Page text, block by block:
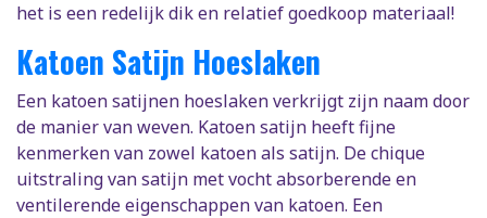
het is een redelijk dik en relatief goedkoop materiaal!
Katoen Satijn Hoeslaken
Een katoen satijnen hoeslaken verkrijgt zijn naam door
de manier van weven. Katoen satijn heeft fijne
kenmerken van zowel katoen als satijn. De chique
uitstraling van satijn met vocht absorberende en
ventilerende eigenschappen van katoen. Een